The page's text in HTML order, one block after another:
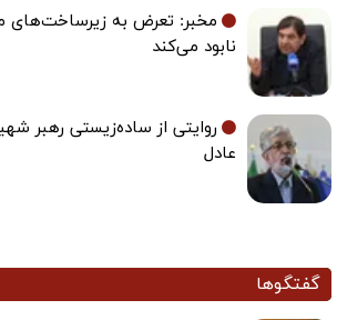
مخبر: تعرض به زیرساخت‌های
نابود می‌کند
روایتی از ساده‌زیستی رهبر
عادل
گفتگوها